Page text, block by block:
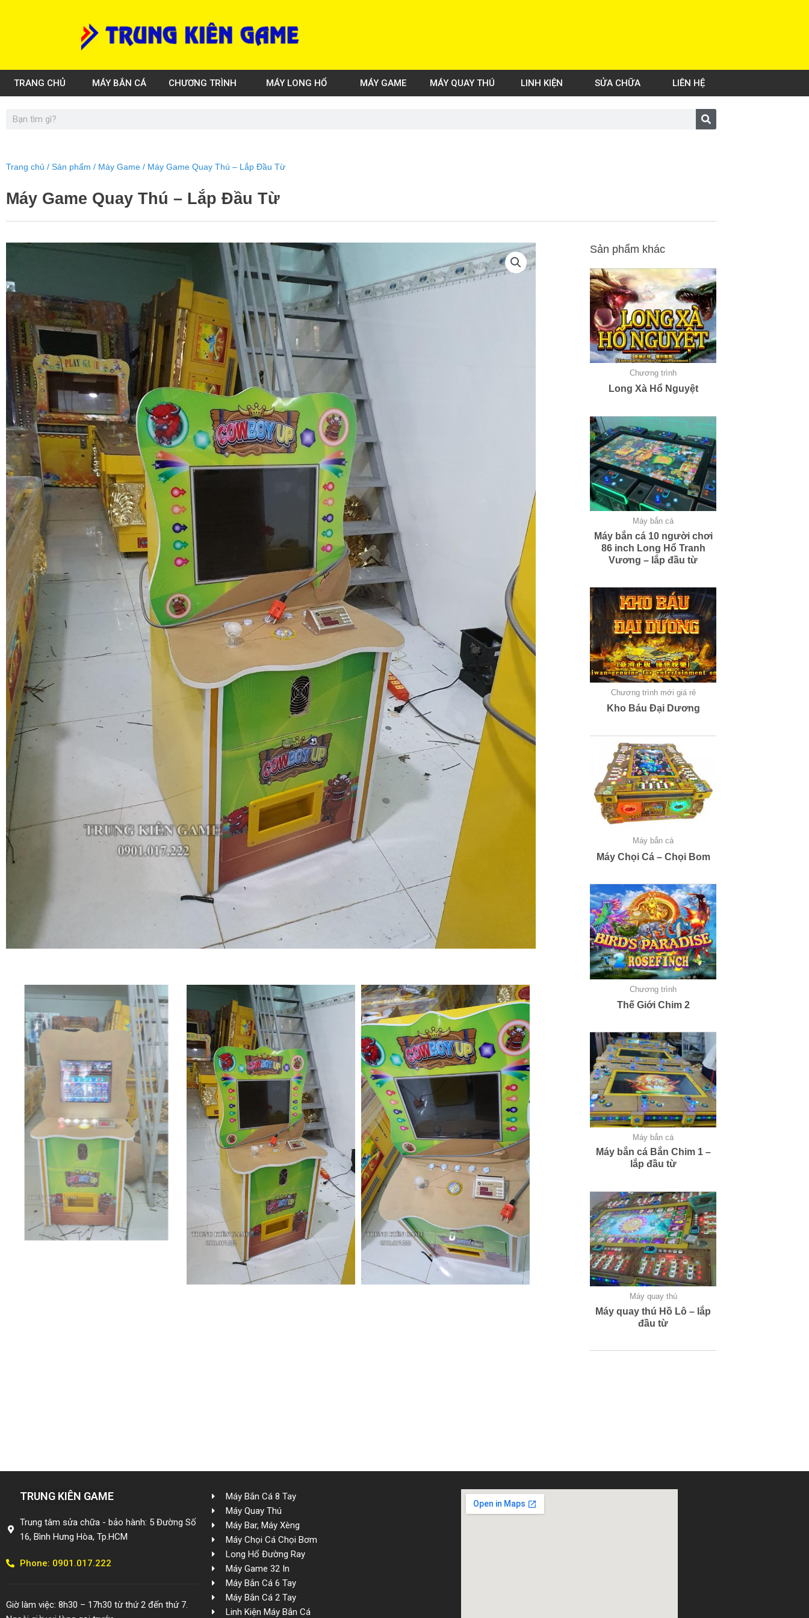
TRANG CHỦ MÁY BẮN CÁ CHƯƠNG TRÌNH MÁY LONG HỔ MÁY GAME MÁY QUAY THÚ LINH KIỆN SỬA CHỮA LIÊN HỆ
Search
Trang chủ / Sản phẩm / Máy Game / Máy Game Quay Thú – Lắp Đầu Từ
Máy Game Quay Thú – Lắp Đầu Từ
Sản phẩm khác
Chương trình
Long Xà Hổ Nguyệt
Máy bắn cá
Máy bắn cá 10 người chơi
86 inch Long Hổ Tranh
Vương – lắp đầu từ
Chương trình mới giá rẻ
Kho Báu Đại Dương
Máy bắn cá
Máy Chọi Cá – Chọi Bom
Chương trình
Thế Giới Chim 2
Máy bắn cá
Máy bắn cá Bắn Chim 1 –
lắp đầu từ
Máy quay thú
Máy quay thú Hồ Lô – lắp
đầu từ
TRUNG KIÊN GAME
Trung tâm sửa chữa - bảo hành: 5 Đường Số
16, Bình Hưng Hòa, Tp.HCM
Phone: 0901.017.222
Giờ làm việc: 8h30 – 17h30 từ thứ 2 đến thứ 7.
Máy Bắn Cá 8 Tay
Máy Quay Thú
Máy Bar, Máy Xèng
Máy Chọi Cá Chọi Bơm
Long Hổ Đường Ray
Máy Game 32 In
Máy Bắn Cá 6 Tay
Máy Bắn Cá 2 Tay
Linh Kiện Máy Bắn Cá